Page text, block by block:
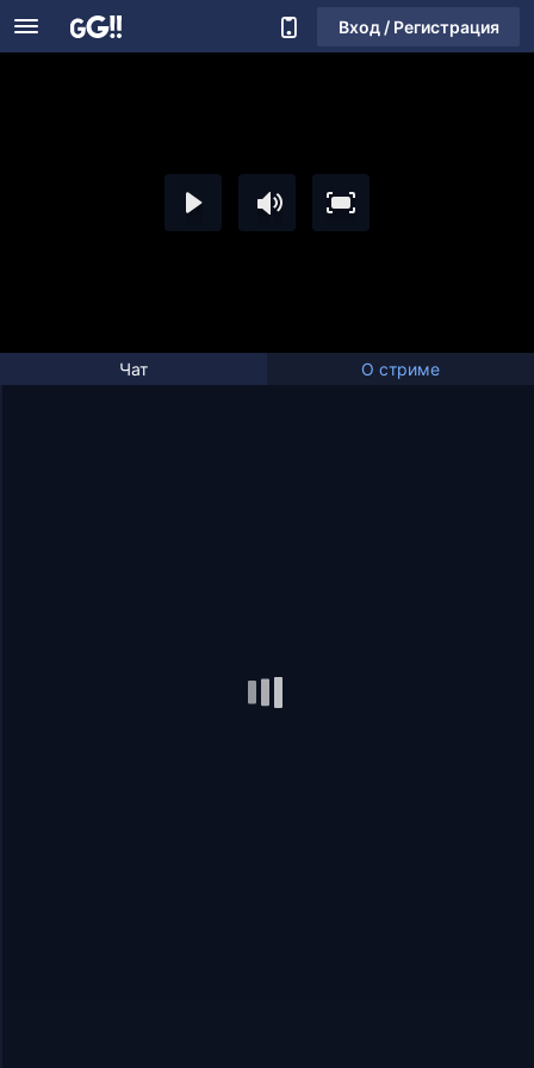
Вход / Регистрация
Чат О стриме